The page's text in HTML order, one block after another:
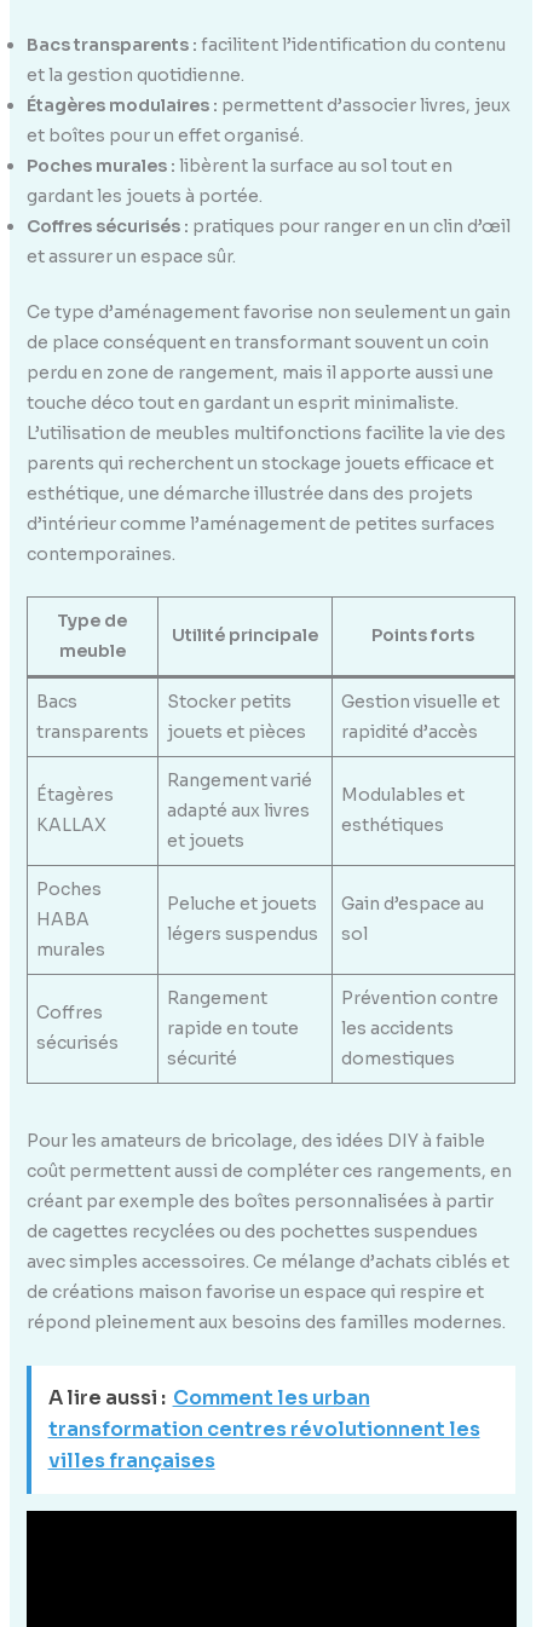
Bacs transparents : facilitent l’identification du contenu
et la gestion quotidienne.
Étagères modulaires : permettent d’associer livres, jeux
et boîtes pour un effet organisé.
Poches murales : libèrent la surface au sol tout en
gardant les jouets à portée.
Coffres sécurisés : pratiques pour ranger en un clin d’œil
et assurer un espace sûr.
Ce type d’aménagement favorise non seulement un gain
de place conséquent en transformant souvent un coin
perdu en zone de rangement, mais il apporte aussi une
touche déco tout en gardant un esprit minimaliste.
L’utilisation de meubles multifonctions facilite la vie des
parents qui recherchent un stockage jouets efficace et
esthétique, une démarche illustrée dans des projets
d’intérieur comme l’aménagement de petites surfaces
contemporaines.
Type de
meuble
Utilité principale Points forts
Bacs
transparents
Stocker petits
jouets et pièces
Gestion visuelle et
rapidité d’accès
Étagères
KALLAX
Rangement varié
adapté aux livres
et jouets
Modulables et
esthétiques
Poches
HABA
murales
Peluche et jouets
légers suspendus
Gain d’espace au
sol
Coffres
sécurisés
Rangement
rapide en toute
sécurité
Prévention contre
les accidents
domestiques
Pour les amateurs de bricolage, des idées DIY à faible
coût permettent aussi de compléter ces rangements, en
créant par exemple des boîtes personnalisées à partir
de cagettes recyclées ou des pochettes suspendues
avec simples accessoires. Ce mélange d’achats ciblés et
de créations maison favorise un espace qui respire et
répond pleinement aux besoins des familles modernes.
A lire aussi : Comment les urban
transformation centres révolutionnent les
villes françaises